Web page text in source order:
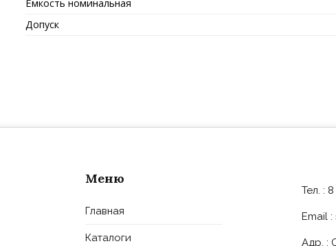
Ёмкость номинальная
Допуск
Меню
Главная
Каталоги
Тел. :
Email :
Адр. :